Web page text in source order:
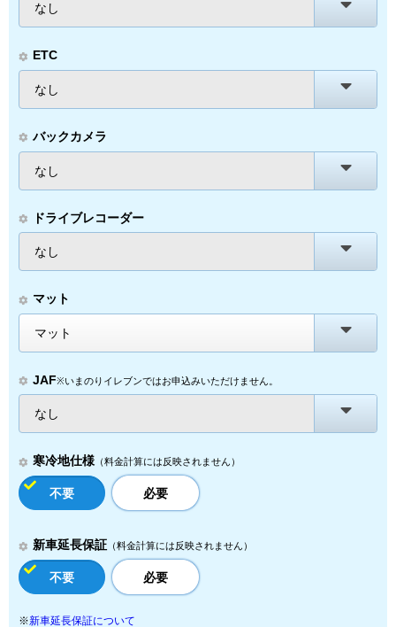
なし
ETC
なし
バックカメラ
なし
ドライブレコーダー
なし
マット
マット
JAF※いまのりイレブンではお申込みいただけません。
なし
寒冷地仕様（料金計算には反映されません）
不要 必要
新車延長保証（料金計算には反映されません）
不要 必要
※新車延長保証について